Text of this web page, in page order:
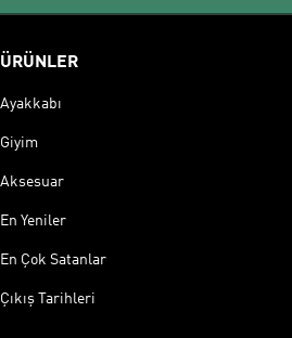
ÜRÜNLER
Ayakkabı
Giyim
Aksesuar
En Yeniler
En Çok Satanlar
Çıkış Tarihleri